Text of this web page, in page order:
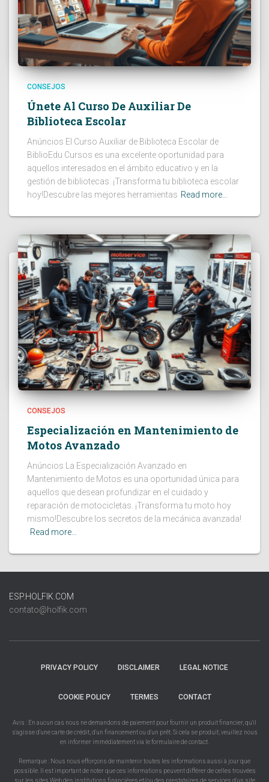
CONSEJOS
Únete Al Curso De Auxiliar De
Biblioteca Escolar
Anúncios El Curso Auxiliar de Biblioteca Escolar de
BiblioEdu Cursos es una excelente oportunidad para
aquellos interesados en el ámbito educativo y en la
gestión de bibliotecas. ¡Transforma tu biblioteca escolar
hoy!Descubre las mejores herramientas Read more…
CONSEJOS
Especialización en Mantenimiento de
Motos Avanzado
Anúncios La Especialización Avanzado en
Mantenimiento de Motos es una oportunidad única para
aquellos que desean profundizar en el cuidado y
reparación de motocicletas. ¡Transforma tu moto hoy
mismo!Descubre los secretos de la mecánica avanzada!
Read more…
ESP.HOLFIK.COM
contato@holfik.com
PRIVACY POLICY DISCLAIMER LEGAL NOTICE
COOKIE POLICY TERMES CONTACT
Avis : En aucun cas nous ne demandons de paiement pour fournir un produit financier, qu'il
s'agisse d'une carte de crédit, d'un financement ou d'un prêt. Si cela se produit, veuillez nous
en informer immédiatement via le formulaire de contact.
Remarque : Nous nous efforçons de maintenir toutes les informations aussi à jour que
possible. Il est important de noter que ces informations peuvent différer de celles trouvées
sur les sites Web des institutions financières et/ou des prestataires de services d'un site